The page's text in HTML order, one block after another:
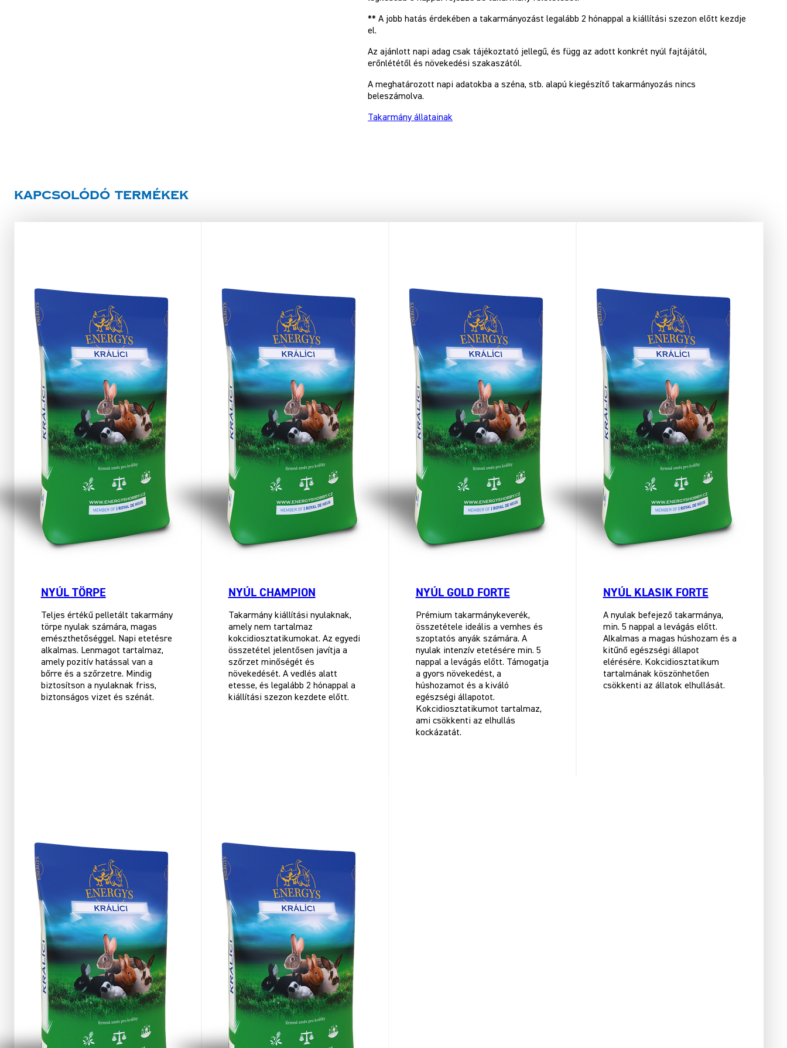
** A jobb hatás érdekében a takarmányozást legalább 2 hónappal a kiállítási szezon előtt kezdje
el.
Az ajánlott napi adag csak tájékoztató jellegű, és függ az adott konkrét nyúl fajtájától,
erőnlététől és növekedési szakaszától.
A meghatározott napi adatokba a széna, stb. alapú kiegészítő takarmányozás nincs
beleszámolva.
Takarmány állatainak
Kapcsolódó termékek
NYÚL TÖRPE
Teljes értékű pelletált takarmány
törpe nyulak számára, magas
emészthetőséggel. Napi etetésre
alkalmas. Lenmagot tartalmaz,
amely pozitív hatással van a
bőrre és a szőrzetre. Mindig
biztosítson a nyulaknak friss,
biztonságos vizet és szénát.
NYÚL CHAMPION
Takarmány kiállítási nyulaknak,
amely nem tartalmaz
kokcidiosztatikumokat. Az egyedi
összetétel jelentősen javítja a
szőrzet minőségét és
növekedését. A vedlés alatt
etesse, és legalább 2 hónappal a
kiállítási szezon kezdete előtt.
NYÚL GOLD FORTE
Prémium takarmánykeverék,
összetétele ideális a vemhes és
szoptatós anyák számára. A
nyulak intenzív etetésére min. 5
nappal a levágás előtt. Támogatja
a gyors növekedést, a
húshozamot és a kiváló
egészségi állapotot.
Kokcidiosztatikumot tartalmaz,
ami csökkenti az elhullás
kockázatát.
NYÚL KLASIK FORTE
A nyulak befejező takarmánya,
min. 5 nappal a levágás előtt.
Alkalmas a magas húshozam és a
kitűnő egészségi állapot
elérésére. Kokcidiosztatikum
tartalmának köszönhetően
csökkenti az állatok elhullását.